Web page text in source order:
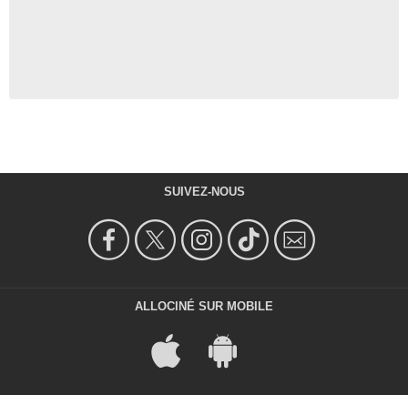
SUIVEZ-NOUS
ALLOCINÉ SUR MOBILE